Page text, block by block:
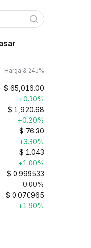
Harga & 24J%
$ 65,016.00
+0.30%
$ 1,920.68
+0.20%
$ 76.30
+3.30%
$ 1.043
+1.00%
$ 0.999533
0.00%
$ 0.070965
+1.90%